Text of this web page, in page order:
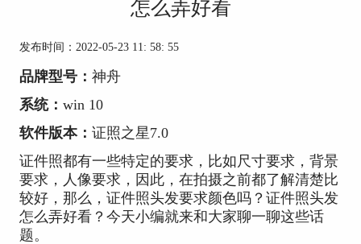
怎么弄好看
发布时间：2022-05-23 11: 58: 55
品牌型号： 神舟
系统： win 10
软件版本： 证照之星7.0
证件照都有一些特定的要求，比如尺寸要求，背景
要求，人像要求，因此，在拍摄之前都了解清楚比
较好，那么，证件照头发要求颜色吗？证件照头发
怎么弄好看？今天小编就来和大家聊一聊这些话
题。